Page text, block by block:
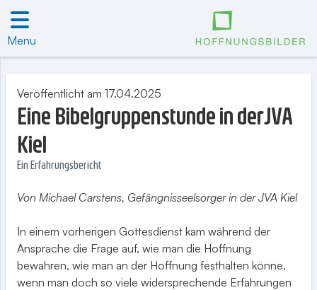
Menu
Veröffentlicht am 17.04.2025
Eine Bibelgruppenstunde in derJVA
Kiel
Ein Erfahrungsbericht
Von Michael Carstens, Gefängnisseelsorger in der JVA Kiel
In einem vorherigen Gottesdienst kam während der
Ansprache die Frage auf, wie man die Hoffnung
bewahren, wie man an der Hoffnung festhalten könne,
wenn man doch so viele widersprechende Erfahrungen